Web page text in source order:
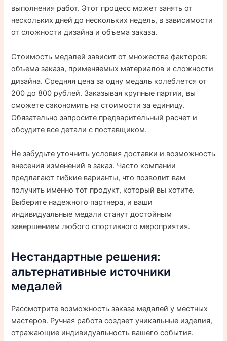
выполнения работ. Этот процесс может занять от
нескольких дней до нескольких недель, в зависимости
от сложности дизайна и объема заказа.
Стоимость медалей зависит от множества факторов:
объема заказа, применяемых материалов и сложности
дизайна. Средняя цена за одну медаль колеблется от
200 до 800 рублей. Заказывая крупные партии, вы
сможете сэкономить на стоимости за единицу.
Обязательно запросите предварительный расчет и
обсудите все детали с поставщиком.
Не забудьте уточнить условия доставки и возможность
внесения изменений в заказ. Часто компании
предлагают гибкие варианты, что позволит вам
получить именно тот продукт, который вы хотите.
Выберите надежного партнера, и ваши
индивидуальные медали станут достойным
завершением любого спортивного мероприятия.
Нестандартные решения:
альтернативные источники
медалей
Рассмотрите возможность заказа медалей у местных
мастеров. Ручная работа создает уникальные изделия,
отражающие индивидуальность вашего события.